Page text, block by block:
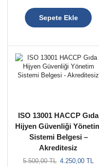
Sepete Ekle
ISO 13001 HACCP Gıda
Hijyen Güvenliği
Sistemi Belgesi –
Akreditesiz
5.500,00TL 4.250,00TL